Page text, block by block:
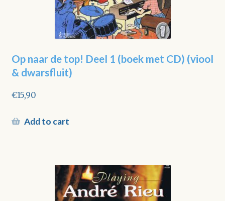
Op naar de top! Deel 1 (boek met CD) (viool
& dwarsfluit)
€15,90
Add to cart